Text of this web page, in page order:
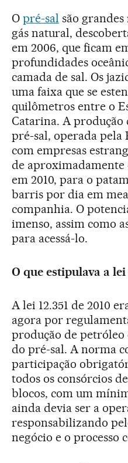
O pré-sal são
gás natural,
em 2006, que ficam
profundidades
camada de sal. Os
uma faixa que se
quilômetros entre o
Catarina. A
pré-sal, operada pela
com empresas
de aproximadamente
em 2010, para o
barris por dia em
companhia. O
imenso, assim como
para acessá-lo.
O que estipulava a
A lei 12.351 de 2010
agora por
produção de petróleo
do pré-sal. A norma
participação
todos os consórcios
blocos, com um
ainda devia ser a
responsabilizando
negócio e o processo